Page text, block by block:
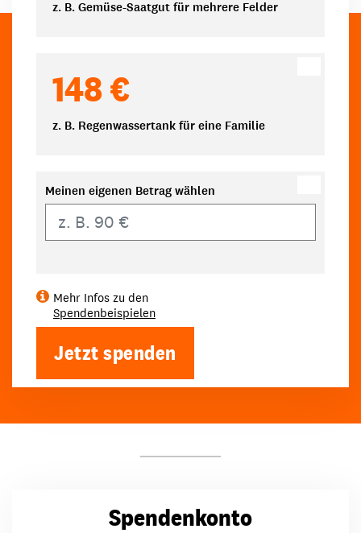
z. B. Gemüse-Saatgut für mehrere Felder
148 €
z. B. Regenwassertank für eine Familie
Meinen eigenen Betrag wählen
Mehr Infos zu den
Spendenbeispielen
Jetzt spenden
Spendenkonto